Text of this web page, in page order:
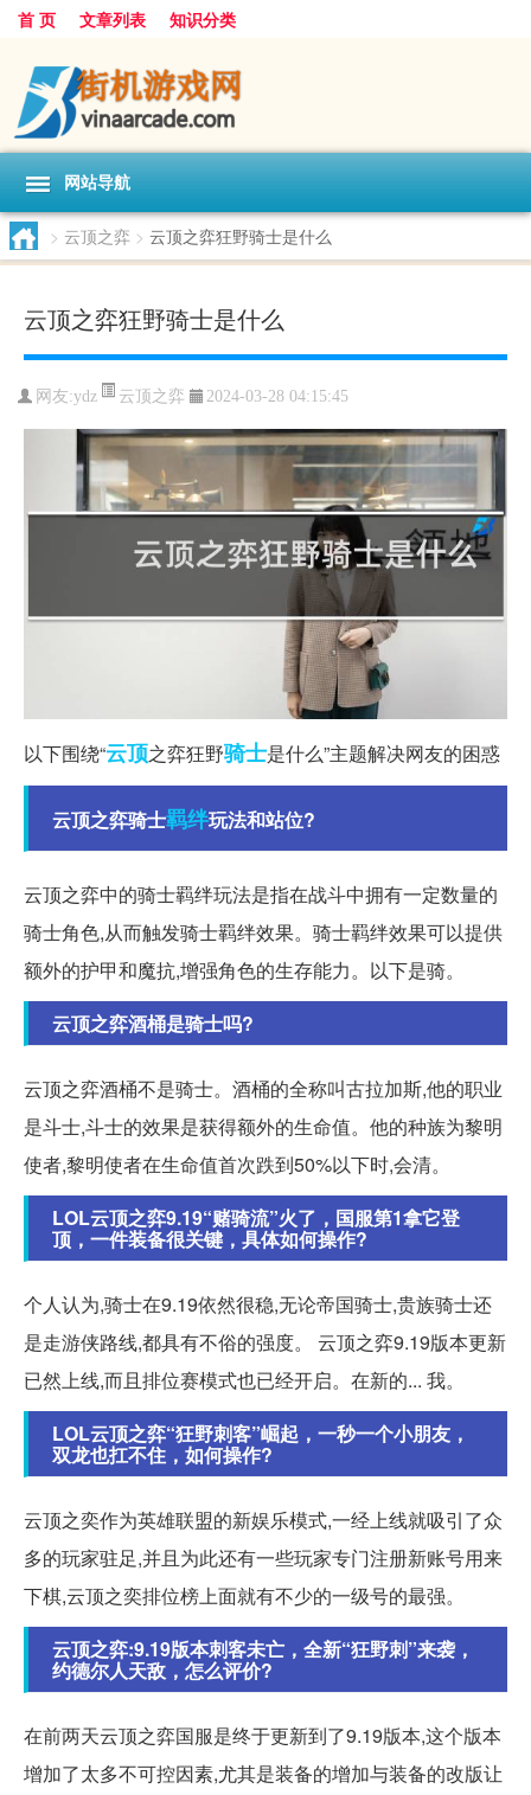
首 页 文章列表 知识分类
网站导航
> 云顶之弈 > 云顶之弈狂野骑士是什么
云顶之弈狂野骑士是什么
网友:ydz 云顶之弈 2024-03-28 04:15:45
以下围绕“云顶之弈狂野骑士是什么”主题解决网友的困惑
云顶之弈骑士羁绊玩法和站位?
云顶之弈中的骑士羁绊玩法是指在战斗中拥有一定数量的
骑士角色,从而触发骑士羁绊效果。骑士羁绊效果可以提供
额外的护甲和魔抗,增强角色的生存能力。以下是骑。
云顶之弈酒桶是骑士吗?
云顶之弈酒桶不是骑士。酒桶的全称叫古拉加斯,他的职业
是斗士,斗士的效果是获得额外的生命值。他的种族为黎明
使者,黎明使者在生命值首次跌到50%以下时,会清。
LOL云顶之弈9.19“赌骑流”火了，国服第1拿它登
顶，一件装备很关键，具体如何操作?
个人认为,骑士在9.19依然很稳,无论帝国骑士,贵族骑士还
是走游侠路线,都具有不俗的强度。 云顶之弈9.19版本更新
已然上线,而且排位赛模式也已经开启。在新的... 我。
LOL云顶之弈“狂野刺客”崛起，一秒一个小朋友，
双龙也扛不住，如何操作?
云顶之奕作为英雄联盟的新娱乐模式,一经上线就吸引了众
多的玩家驻足,并且为此还有一些玩家专门注册新账号用来
下棋,云顶之奕排位榜上面就有不少的一级号的最强。
云顶之弈:9.19版本刺客未亡，全新“狂野刺”来袭，
约德尔人天敌，怎么评价?
在前两天云顶之弈国服是终于更新到了9.19版本,这个版本
增加了太多不可控因素,尤其是装备的增加与装备的改版让